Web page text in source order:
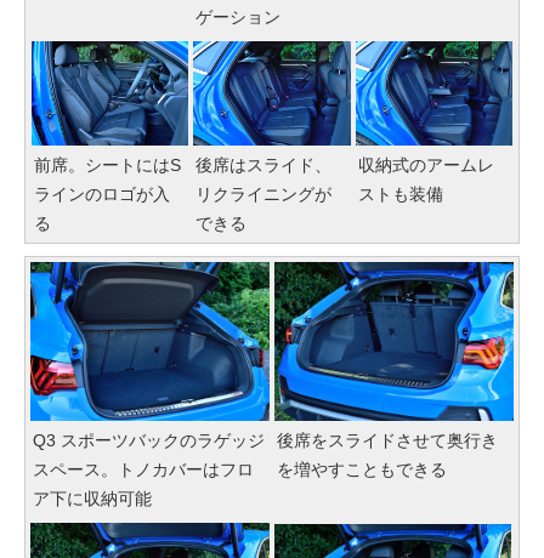
ゲーション
前席。シートにはS
ラインのロゴが入
る
後席はスライド、
リクライニングが
できる
収納式のアームレ
ストも装備
Q3 スポーツバックのラゲッジ
スペース。トノカバーはフロ
ア下に収納可能
後席をスライドさせて奥行き
を増やすこともできる